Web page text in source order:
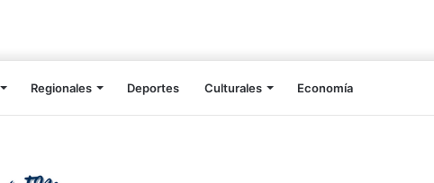
Regionales Deportes Culturales Economía